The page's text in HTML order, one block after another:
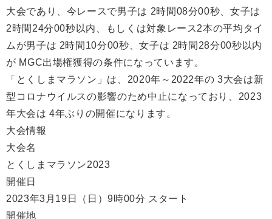
大会であり、今レースで男子は 2時間08分00秒、女子は
2時間24分00秒以内、もしくは対象レース2本の平均タイ
ムが男子は 2時間10分00秒、女子は 2時間28分00秒以内
が MGC出場権獲得の条件になっています。
「とくしまマラソン」は、2020年～2022年の 3大会は新
型コロナウイルスの影響のため中止になっており、2023
年大会は 4年ぶりの開催になります。
大会情報
大会名
とくしまマラソン2023
開催日
2023年3月19日（日）9時00分 スタート
開催地